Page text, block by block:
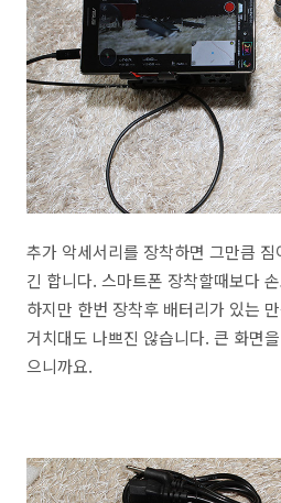
추가 악세서리를 장착하면 그만큼
긴 합니다. 스마트폰 장착할때보다
하지만 한번 장착후 배터리가 있는
거치대도 나쁘진 않습니다. 큰 화면
으니까요.